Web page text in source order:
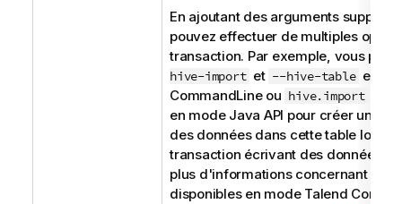
En ajoutant des arguments
pouvez effectuer de multiples
transaction. Par exemple, vous
hive-import et --hive-table en
CommandLineou hive.import
en mode Java API pour créer une
des données dans cette table lors
transaction écrivant des données
plus d'informations concernant les
disponibles en mode Talend